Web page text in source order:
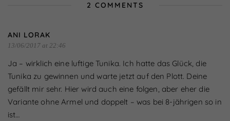
2 COMMENTS
ANI LORAK
13/06/2017 at 22:46
Ja – wirklich eine luftige Tunika. Ich hatte das Glück, die
Tunika zu gewinnen und warte jetzt auf den Plott. Deine
gefällt mir sehr. Hier wird auch eine folgen, aber eher die
Variante ohne Armel und doppelt – was bei 8-jährigen so in
ist…
Cookies von externen Medien akzeptiert werden, bedarf
der Zugriff auf diese Inhalte keiner manuellen Einwilligung
mehr.
Cookie-Informationen anzeigen
powered by Borlabs Cookie Datenschutzerklärung Impressum